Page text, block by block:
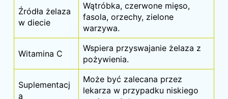
Źródła żelaza
w diecie
Wątróbka, czerwone mięso,
fasola, orzechy, zielone
warzywa.
Witamina C
Wspiera przyswajanie żelaza z
pożywienia.
Suplementacj
a
Może być zalecana przez
lekarza w przypadku niskiego